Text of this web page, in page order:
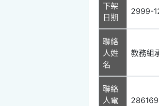
下架
日期
2999-
聯絡
人姓
名
教務組
聯絡
人電